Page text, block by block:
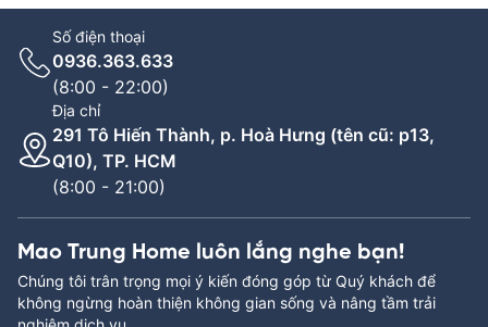
Mao Trung Home luôn lắng nghe bạn!
Chúng tôi trân trọng mọi ý kiến đóng góp từ Quý khách để
không ngừng hoàn thiện không gian sống và nâng tầm trải
Số điện thoại
0936.363.633
(8:00 - 22:00)
Địa chỉ
291 Tô Hiến Thành, p. Hoà Hưng (tên cũ: p13,
Q10), TP. HCM
(8:00 - 21:00)